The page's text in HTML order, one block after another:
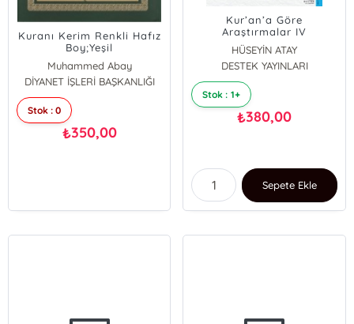
Kuranı Kerim Renkli Hafız
Boy;Yeşil
Muhammed Abay
DİYANET İŞLERİ BAŞKANLIĞI
Stok : 0
₺350,00
Kur’an’a Göre
Araştırmalar IV
HÜSEYİN ATAY
DESTEK YAYINLARI
Stok : 1+
₺380,00
Sepete Ekle